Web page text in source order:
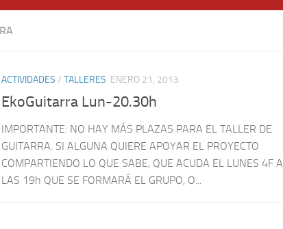
ACTIVIDADES / TALLERES ENERO 21, 2013
EkoGuitarra Lun-20.30h
IMPORTANTE: NO HAY MÁS PLAZAS PARA EL TALLER DE
GUITARRA. SI ALGUNA QUIERE APOYAR EL PROYECTO
COMPARTIENDO LO QUE SABE, QUE ACUDA EL LUNES 4F A
LAS 19h QUE SE FORMARÁ EL GRUPO, O...